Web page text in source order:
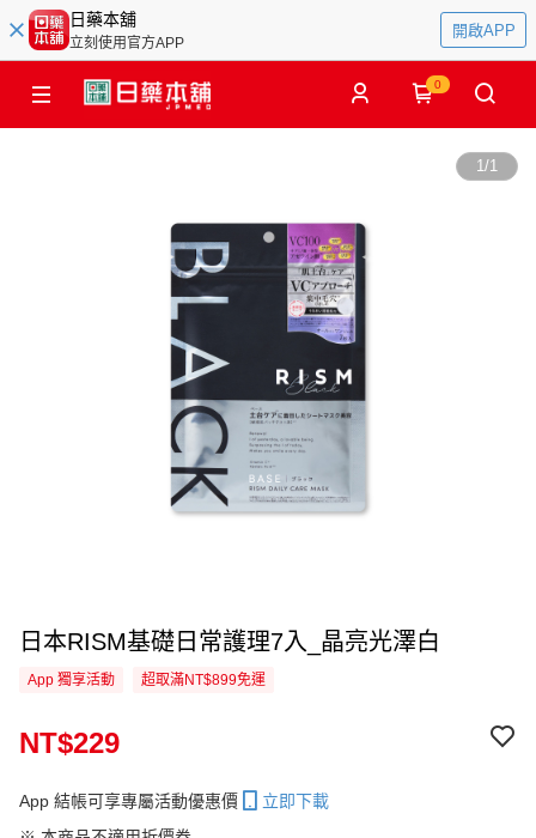
日藥本舖
立刻使用官方APP
開啟APP
0
1/1
日本RISM基礎日常護理7入_晶亮光澤白
App 獨享活動 超取滿NT$899免運
NT$229
App 結帳可享專屬活動優惠價
立即下載